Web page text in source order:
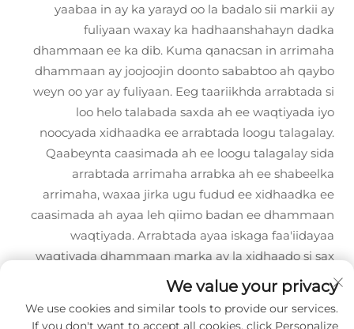
yaabaa in ay ka yarayd oo la badalo sii markii ay
fuliyaan waxay ka hadhaanshahayn dadka
dhammaan ee ka dib. Kuma qanacsan in arrimaha
dhammaan ay joojoojin doonto sababtoo ah qaybo
weyn oo yar ay fuliyaan. Eeg taariikhda arrabtada si
loo helo talabada saxda ah ee waqtiyada iyo
noocyada xidhaadka ee arrabtada loogu talagalay.
Qaabeynta caasimada ah ee loogu talagalay sida
arrabtada arrimaha arrabka ah ee shabeelka
arrimaha, waxaa jirka ugu fudud ee xidhaadka ee
caasimada ah ayaa leh qiimo badan ee dhammaan
waqtiyada. Arrabtada ayaa iskaga faa'iidayaa
waqtiyada dhammaan marka ay la xidhaado si sax
ah.
We value your privacy
We use cookies and similar tools to provide our services.
If you don't want to accept all cookies, click Personalize